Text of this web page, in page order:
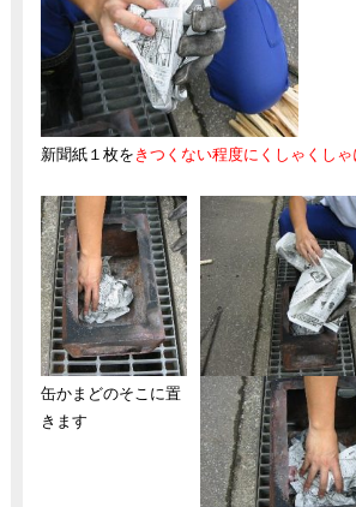
新聞紙１枚を きつくない程度にくしゃくし
缶かまどのそこに置
きます